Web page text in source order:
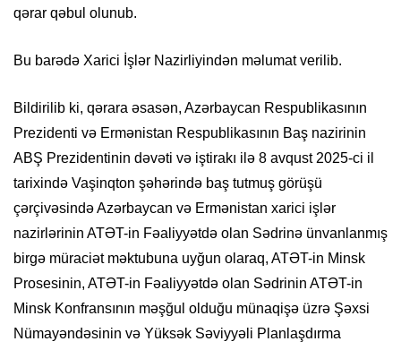
qərar qəbul olunub.
Bu barədə Xarici İşlər Nazirliyindən məlumat verilib.
Bildirilib ki, qərara əsasən, Azərbaycan Respublikasının
Prezidenti və Ermənistan Respublikasının Baş nazirinin
ABŞ Prezidentinin dəvəti və iştirakı ilə 8 avqust 2025-ci il
tarixində Vaşinqton şəhərində baş tutmuş görüşü
çərçivəsində Azərbaycan və Ermənistan xarici işlər
nazirlərinin ATƏT-in Fəaliyyətdə olan Sədrinə ünvanlanmış
birgə müraciət məktubuna uyğun olaraq, ATƏT-in Minsk
Prosesinin, ATƏT-in Fəaliyyətdə olan Sədrinin ATƏT-in
Minsk Konfransının məşğul olduğu münaqişə üzrə Şəxsi
Nümayəndəsinin və Yüksək Səviyyəli Planlaşdırma